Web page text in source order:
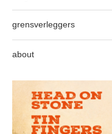
grensverleggers
about